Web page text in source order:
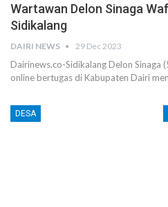
Wartawan Delon Sinaga
Sidikalang
DAIRI NEWS 29 Dec 2023
Dairinews.co-Sidikalang Delon Sinaga
online bertugas di Kabupaten Dairi
DESA